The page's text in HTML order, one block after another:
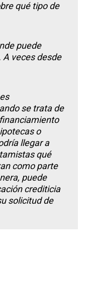
qué tipo de
puede
veces desde
se trata de
o
llegar a
qué
como parte
puede
crediticia
solicitud de